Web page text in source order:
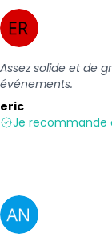
Assez solide et de
événements.
eric
Je recommande